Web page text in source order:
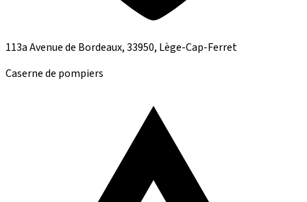
113a Avenue de Bordeaux, 33950, Lège-Cap-Ferret
Caserne de pompiers